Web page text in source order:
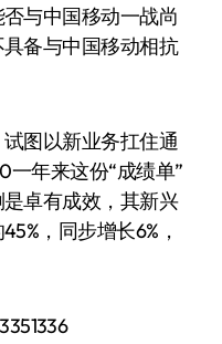
与中国移动一战尚
备与中国移动相抗
图以新业务扛住通
一年来这份“成绩单”
卓有成效，其新兴
，同步增长6%，